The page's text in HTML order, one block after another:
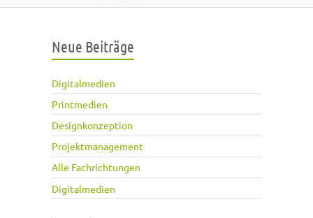
Neue Beiträge
Digitalmedien
Printmedien
Designkonzeption
Projektmanagement
Alle Fachrichtungen
Digitalmedien